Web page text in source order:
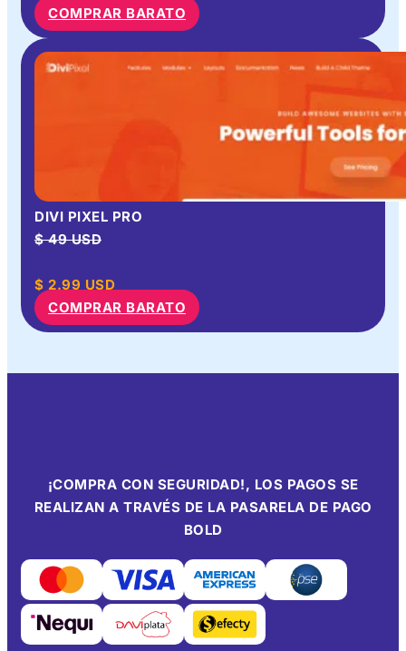
COMPRAR BARATO
DIVI PIXEL PRO
$ 49 USD
$ 2.99 USD
COMPRAR BARATO
¡COMPRA CON SEGURIDAD!, LOS PAGOS SE
REALIZAN A TRAVÉS DE LA PASARELA DE PAGO
BOLD